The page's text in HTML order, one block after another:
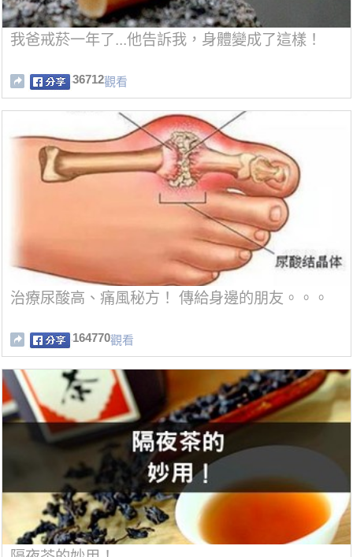
我爸戒菸一年了...他告訴我，身體變成了這樣！
36712觀看
治療尿酸高、痛風秘方！ 傳給身邊的朋友。。。
164770觀看